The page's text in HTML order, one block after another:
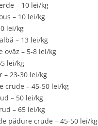
– 10 lei/kg
– 10 lei/kg
lei/kg
– 13 lei/kg
ovăz – 5-8 lei/kg
lei/kg
– 23-30 lei/kg
crude – 45-50 lei/kg
– 50 lei/kg
– 65 lei/kg
pădure crude – 45-50 lei/kg